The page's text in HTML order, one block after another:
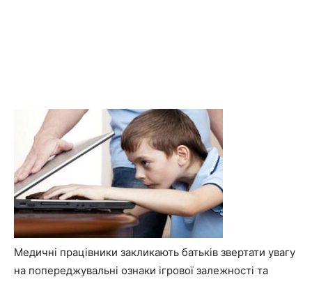
Медичні працівники закликають батьків звертати увагу
на попереджувальні ознаки ігрової залежності та